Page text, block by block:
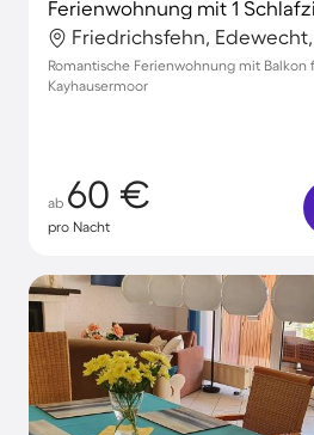
Friedrichsfehn,
Romantische Ferienwohnung mit
Kayhausermoor
ab 60 €
pro Nacht